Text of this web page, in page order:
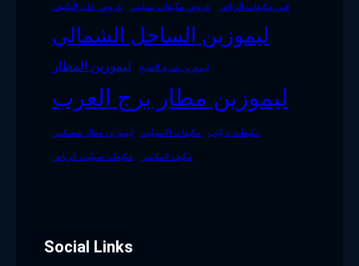
عروض على التكييف عروض مكيفات سبليت فني مكيفات الرياض
ليموزين الساحل الشمالي
ليموزين المطار ليموزين شرم الشيخ
ليموزين مطار برج العرب
ليموزين مطار سفنكس مكيفات الاسبليت مكيفات تركيب
مكيفات سبليت الرياض مكيف الملابس
Social Links